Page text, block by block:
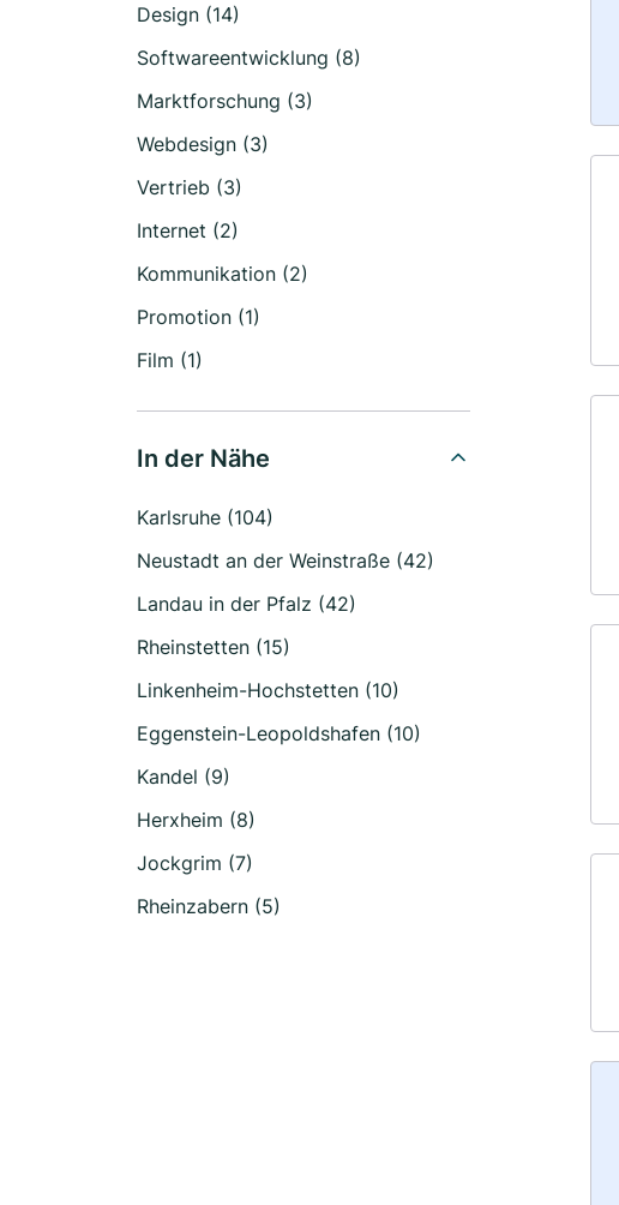
Design (14)
Softwareentwicklung (8)
Marktforschung (3)
Webdesign (3)
Vertrieb (3)
Internet (2)
Kommunikation (2)
Promotion (1)
Film (1)
In der Nähe
Karlsruhe (104)
Neustadt an der Weinstraße (42)
Landau in der Pfalz (42)
Rheinstetten (15)
Linkenheim-Hochstetten (10)
Eggenstein-Leopoldshafen (10)
Kandel (9)
Herxheim (8)
Jockgrim (7)
Rheinzabern (5)